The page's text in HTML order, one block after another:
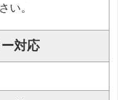
い。
対応